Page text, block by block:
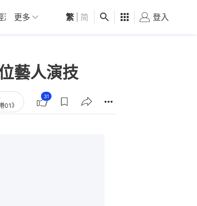
01深圳 觀點 健康 好食玩飛
更多 繁 简 登入
藝人演技
01》
31